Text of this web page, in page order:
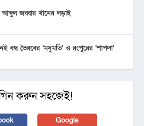
আব্দুল জব্বার খানের লড়াই
বন্ধ ভৈরবের ‘মধুমতি’ ও রংপুরের ‘শাপলা’
করুন সহজেই!
Google